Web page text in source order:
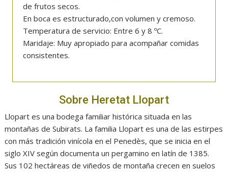
de frutos secos.
En boca es estructurado,con volumen y cremoso.
Temperatura de servicio: Entre 6 y 8 ºC.
Maridaje: Muy apropiado para acompañar comidas
consistentes.
Sobre Heretat Llopart
Llopart es una bodega familiar histórica situada en las
montañas de Subirats. La familia Llopart es una de las estirpes
con más tradición vinícola en el Penedès, que se inicia en el
siglo XIV según documenta un pergamino en latín de 1385.
Sus 102 hectáreas de viñedos de montaña crecen en suelos